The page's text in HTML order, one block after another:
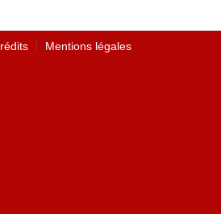
Mentions légales